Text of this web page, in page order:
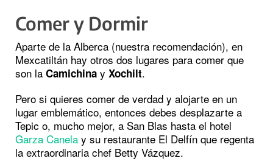
Comer y Dormir
Aparte de la Alberca (nuestra recomendación), en
Mexcatiltán hay otros dos lugares para comer que
son la Camichina y Xochilt.
Pero si quieres comer de verdad y alojarte en un
lugar emblemático, entonces debes desplazarte a
Tepic o, mucho mejor, a San Blas hasta el hotel
Garza Canela y su restaurante El Delfín que regenta
la extraordinaria chef Betty Vázquez.